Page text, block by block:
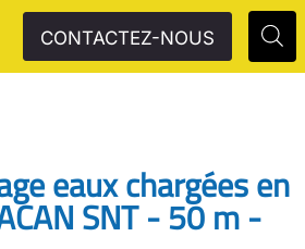
CONTACTEZ-NOUS
eaux chargées en
SNT - 50 m -